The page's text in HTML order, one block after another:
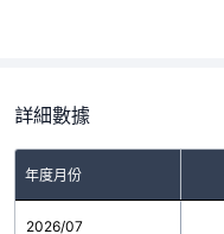
詳細數據
年度月份
2026/07